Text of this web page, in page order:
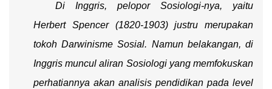
Di Inggris, pelopor Sosiologi-nya, yaitu
Herbert Spencer (1820-1903) justru merupakan
tokoh Darwinisme Sosial. Namun belakangan, di
Inggris muncul aliran Sosiologi yang memfokuskan
perhatiannya akan analisis pendidikan pada level